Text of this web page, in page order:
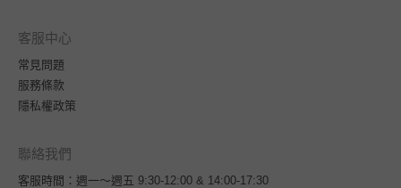
客服中心
常見問題
服務條款
隱私權政策
聯絡我們
客服時間：週一～週五 9:30-12:00 & 14:00-17:30